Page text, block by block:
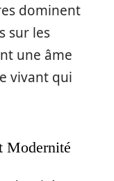
dominent
sur les
une âme
vivant qui
Modernité